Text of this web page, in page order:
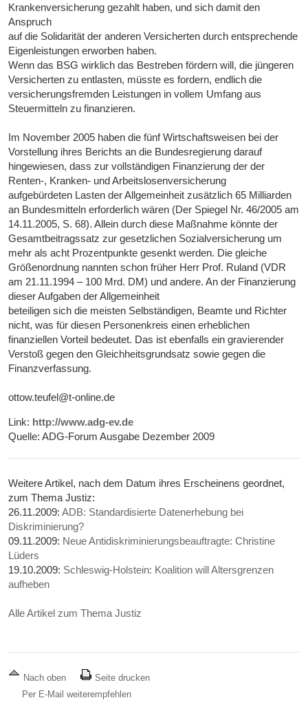
Krankenversicherung gezahlt haben, und sich damit den
Anspruch
auf die Solidarität der anderen Versicherten durch entsprechende
Eigenleistungen erworben haben.
Wenn das BSG wirklich das Bestreben fördern will, die jüngeren
Versicherten zu entlasten, müsste es fordern, endlich die
versicherungsfremden Leistungen in vollem Umfang aus
Steuermitteln zu finanzieren.
Im November 2005 haben die fünf Wirtschaftsweisen bei der
Vorstellung ihres Berichts an die Bundesregierung darauf
hingewiesen, dass zur vollständigen Finanzierung der der
Renten-, Kranken- und Arbeitslosenversicherung
aufgebürdeten Lasten der Allgemeinheit zusätzlich 65 Milliarden
an Bundesmitteln erforderlich wären (Der Spiegel Nr. 46/2005 am
14.11.2005, S. 68). Allein durch diese Maßnahme könnte der
Gesamtbeitragssatz zur gesetzlichen Sozialversicherung um
mehr als acht Prozentpunkte gesenkt werden. Die gleiche
Größenordnung nannten schon früher Herr Prof. Ruland (VDR
am 21.11.1994 – 100 Mrd. DM) und andere. An der Finanzierung
dieser Aufgaben der Allgemeinheit
beteiligen sich die meisten Selbständigen, Beamte und Richter
nicht, was für diesen Personenkreis einen erheblichen
finanziellen Vorteil bedeutet. Das ist ebenfalls ein gravierender
Verstoß gegen den Gleichheitsgrundsatz sowie gegen die
Finanzverfassung.
ottow.teufel@t-online.de
Link: http://www.adg-ev.de
Quelle: ADG-Forum Ausgabe Dezember 2009
Weitere Artikel, nach dem Datum ihres Erscheinens geordnet,
zum Thema Justiz:
26.11.2009:ADB: Standardisierte Datenerhebung bei
Diskriminierung?
09.11.2009: Neue Antidiskriminierungsbeauftragte: Christine
Lüders
19.10.2009: Schleswig-Holstein: Koalition will Altersgrenzen
aufheben
Alle Artikel zum Thema Justiz
Nach oben
Seite drucken
Per E-Mail weiterempfehlen